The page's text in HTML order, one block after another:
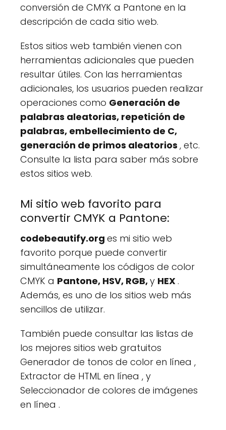
conversión de CMYK a Pantone en la
descripción de cada sitio web.
Estos sitios web también vienen con
herramientas adicionales que pueden
resultar útiles. Con las herramientas
adicionales, los usuarios pueden realizar
operaciones como Generación de
palabras aleatorias, repetición de
palabras, embellecimiento de C,
generación de primos aleatorios , etc.
Consulte la lista para saber más sobre
estos sitios web.
Mi sitio web favorito para
convertir CMYK a Pantone:
codebeautify.org es mi sitio web
favorito porque puede convertir
simultáneamente los códigos de color
CMYK a Pantone, HSV, RGB,y HEX.
Además, es uno de los sitios web más
sencillos de utilizar.
También puede consultar las listas de
los mejores sitios web gratuitos
Generador de tonos de color en línea ,
Extractor de HTML en línea , y
Seleccionador de colores de imágenes
en línea .